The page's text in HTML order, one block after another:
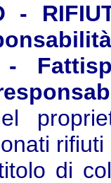
-
-
di